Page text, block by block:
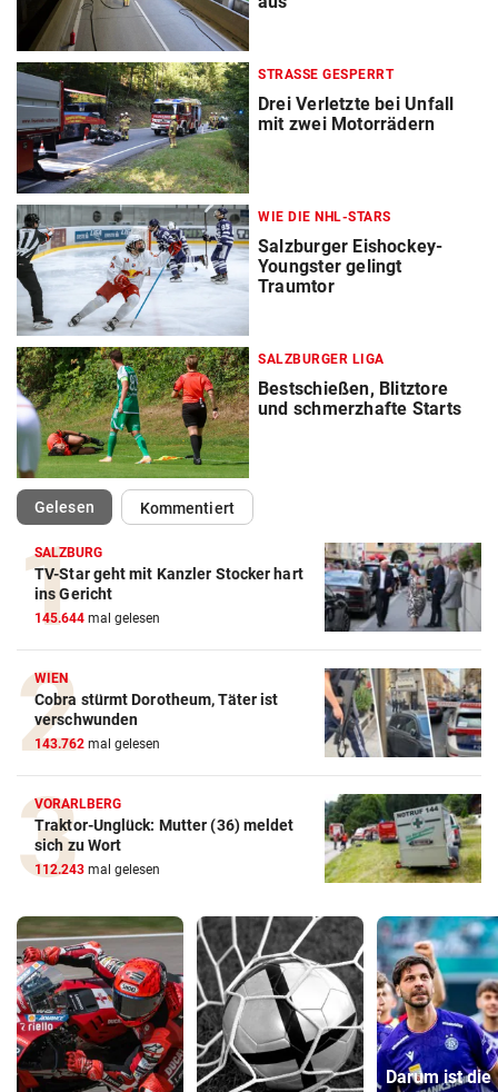
STRASSE GESPERRT
Drei Verletzte bei Unfall
mit zwei Motorrädern
WIE DIE NHL-STARS
Salzburger Eishockey-
Youngster gelingt
Traumtor
SALZBURGER LIGA
Bestschießen, Blitztore
und schmerzhafte Starts
Gelesen(ausgewählt)Kommentiert
SALZBURG
TV-Star geht mit Kanzler Stocker hart
ins Gericht
145.644 mal gelesen
WIEN
Cobra stürmt Dorotheum, Täter ist
verschwunden
143.762 mal gelesen
VORARLBERG
Traktor-Unglück: Mutter (36) meldet
sich zu Wort
112.243 mal gelesen
Darum ist die